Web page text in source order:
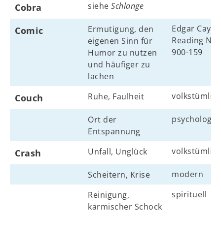
Cobra siehe Schlange
Comic
Ermutigung, den
eigenen Sinn für
Humor zu nutzen
und häufiger zu
lachen
Edgar
Reading Nr.
900-159
Couch Ruhe, Faulheit volkstümlich
Ort der
Entspannung
Crash Unfall, Unglück volkstümlich
Scheitern, Krise
modern
Reinigung,
karmischer Schock
spirituell